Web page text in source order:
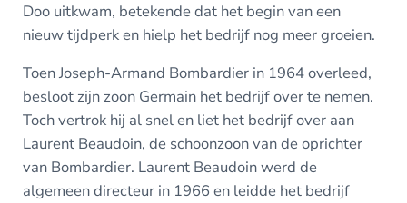
Doo uitkwam, betekende dat het begin van een
nieuw tijdperk en hielp het bedrijf nog meer groeien.
Toen Joseph-Armand Bombardier in 1964 overleed,
besloot zijn zoon Germain het bedrijf over te nemen.
Toch vertrok hij al snel en liet het bedrijf over aan
Laurent Beaudoin, de schoonzoon van de oprichter
van Bombardier. Laurent Beaudoin werd de
algemeen directeur in 1966 en leidde het bedrijf